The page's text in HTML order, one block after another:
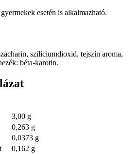
esetén is alkalmazható.
szilícium­dioxid, tejszín aroma,
béta-karotin.
3,00 g
0,263 g
0,0373 g
0,162 g